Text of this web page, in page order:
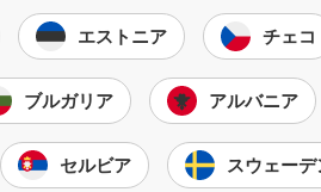
エストニア チェコ
ブルガリア アルバニア
セルビア スウェーデ